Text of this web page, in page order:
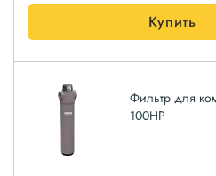
Купить
Фильтр для
100HP